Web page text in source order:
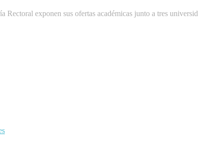
Rectoral exponen sus ofertas académicas junto a tres